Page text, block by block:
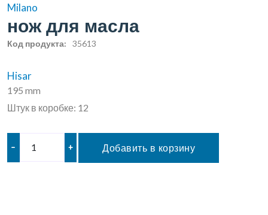
Milano
нож для масла
Код продукта: 35613
Hisar
195 mm
Штук в коробке: 12
– + Добавить в корзину